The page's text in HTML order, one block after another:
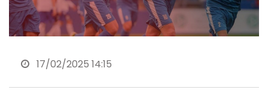
17/02/2025 14:15